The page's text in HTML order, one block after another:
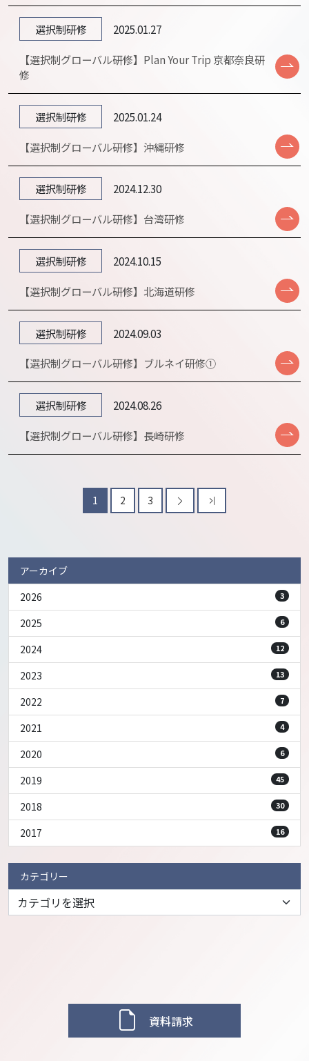
選択制研修
2025.01.27
【選択制グローバル研修】Plan Your Trip 京都奈良研
修
選択制研修
2025.01.24
【選択制グローバル研修】沖縄研修
選択制研修
2024.12.30
【選択制グローバル研修】台湾研修
選択制研修
2024.10.15
【選択制グローバル研修】北海道研修
選択制研修
2024.09.03
【選択制グローバル研修】ブルネイ研修①
選択制研修
2024.08.26
【選択制グローバル研修】長崎研修
1 2 3
アーカイブ
2026
3
2025 6
2024 12
2023 13
2022 7
2021 4
2020 6
2019 45
2018 30
2017 16
カテゴリー
資料請求